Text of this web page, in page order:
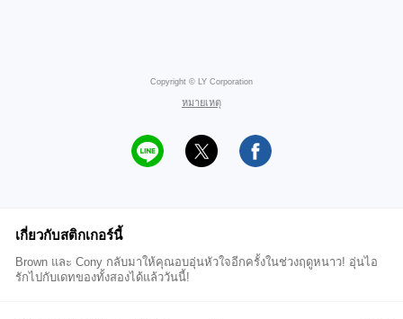
Copyright © LY Corporation
หมายเหตุ
เกี่ยวกับสติกเกอร์นี้
Brown และ Cony กลับมาให้คุณอบอุ่นหัวใจอีกครั้งในช่วงฤดูหนาว! อุ่นไอ
รักไปกับเดทของทั้งสองได้แล้ววันนี้!